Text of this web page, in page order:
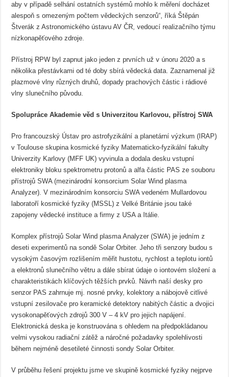
aby v případě selhání ostatních systémů mohlo k měření docházet
alespoň s omezeným počtem vědeckých senzorů“, říká Štěpán
Štverák z Astronomického ústavu AV ČR, vedoucí realizačního týmu
nízkonapěťového zdroje.
Přístroj RPW byl zapnut jako jeden z prvních už v únoru 2020 a s
několika přestávkami od té doby sbírá vědecká data. Zaznamenal již
plazmové vlny různých druhů, dopady prachových částic i rádiové
vlny slunečního původu.
Spolupráce Akademie věd s Univerzitou Karlovou, přístroj SWA
Pro francouzský Ústav pro astrofyzikální a planetární výzkum (IRAP)
v Toulouse skupina kosmické fyziky Matematicko-fyzikální fakulty
Univerzity Karlovy (MFF UK) vyvinula a dodala desku vstupní
elektroniky bloku spektrometru protonů a alfa částic PAS ze souboru
přístrojů SWA (mezinárodní konsorcium Solar Wind plasma
Analyzer). V mezinárodním konsorciu SWA vedeném Mullardovou
laboratoří kosmické fyziky (MSSL) z Velké Británie jsou také
zapojeny vědecké instituce a firmy z USA a Itálie.
Komplex přístrojů Solar Wind plasma Analyzer (SWA) je jedním z
deseti experimentů na sondě Solar Orbiter. Jeho tři senzory budou s
vysokým časovým rozlišením měřit hustotu, rychlost a teplotu iontů
a elektronů slunečního větru a dále sbírat údaje o iontovém složení a
charakteristikách klíčových těžších prvků. Návrh naší desky pro
senzor PAS zahrnuje mj. nosné prvky, kolektory a nábojově citlivé
vstupní zesilovače pro keramické detektory nabitých částic a dvojici
vysokonapěťových zdrojů 300 V – 4 kV pro jejich napájení.
Elektronická deska je konstruována s ohledem na předpokládanou
velmi vysokou radiační zátěž a náročné požadavky spolehlivosti
během nejméně desetileté činnosti sondy Solar Orbiter.
V průběhu řešení projektu jsme ve skupině kosmické fyziky nejprve